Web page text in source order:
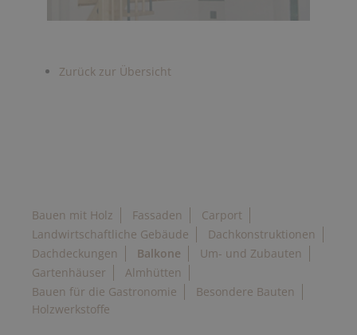
Zurück zur Übersicht
Bauen mit Holz Fassaden
Carport
Landwirtschaftliche Gebäude
Dachkonstruktionen
Dachdeckungen
Balkone
Um- und Zubauten
Gartenhäuser
Almhütten
Bauen für die Gastronomie
Besondere Bauten
Holzwerkstoffe